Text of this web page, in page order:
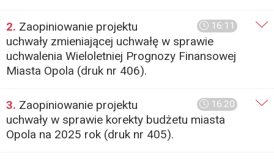
16:11
2. Zaopiniowanie projektu
uchwały zmieniającej uchwałę w sprawie
uchwalenia Wieloletniej Prognozy Finansowej
Miasta Opola (druk nr 406).
16:20
3. Zaopiniowanie projektu
uchwały w sprawie korekty budżetu miasta
Opola na 2025 rok (druk nr 405).